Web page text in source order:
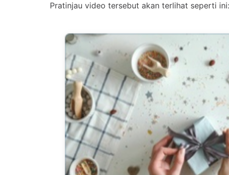
Pratinjau video tersebut akan terlihat seperti ini: